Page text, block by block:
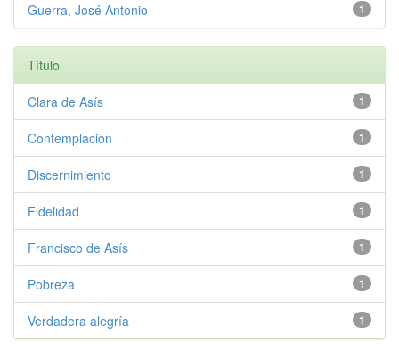
1
Guerra, José Antonio
Título
1
Clara de Asís
1
Contemplación
1
Discernimiento
1
Fidelidad
1
Francisco de Asís
1
Pobreza
1
Verdadera alegría